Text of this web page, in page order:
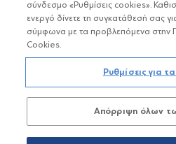
Αποστολή Βιογραφικών
Copyright ©
Προστασία
Όροι
σύνδεσμο «Ρυθμίσεις cookies».
ενεργό δίνετε τη συγκατάθεσή σας
σύμφωνα με τα προβλεπόμενα στην
Cookies.
Ρυθμίσεις για
Απόρριψη όλων